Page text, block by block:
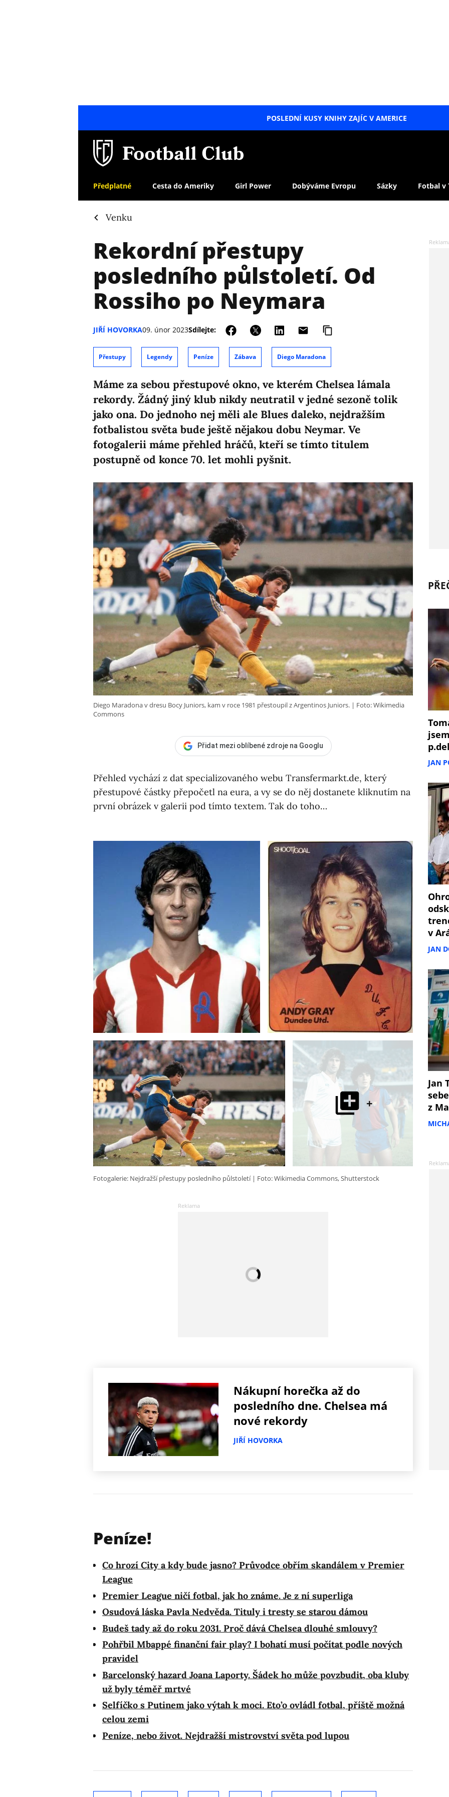
POSLEDNÍ KUSY KNIHY ZAJÍC V AMERICE
Předplatné Cesta do Ameriky Girl Power Dobýváme Evropu Sázky Fotbal v
Venku
Rekordní přestupy
posledního půlstoletí. Od
Rossiho po Neymara
JIŘÍ HOVORKA09. únor 2023Sdílejte:
Přestupy Legendy Peníze Zábava Diego Maradona
Máme za sebou přestupové okno, ve kterém Chelsea lámala
rekordy. Žádný jiný klub nikdy neutratil v jedné sezoně tolik
jako ona. Do jednoho nej měli ale Blues daleko, nejdražším
fotbalistou světa bude ještě nějakou dobu Neymar. Ve
fotogalerii máme přehled hráčů, kteří se tímto titulem
postupně od konce 70. let mohli pyšnit.
Diego Maradona v dresu Bocy Juniors, kam v roce 1981 přestoupil z Argentinos Juniors.
Foto: Wikimedia
Commons
Přidat mezi oblíbené zdroje na Googlu
Přehled vychází z dat specializovaného webu Transfermarkt.de, který
přestupové částky přepočetl na eura, a vy se do něj dostanete kliknutím na
první obrázek v galerii pod tímto textem. Tak do toho…
+
Fotogalerie: Nejdražší přestupy posledního půlstoletí Foto: Wikimedia Commons, Shutterstock
Nákupní horečka až do
posledního dne. Chelsea má
nové rekordy
JIŘÍ HOVORKA
Peníze!
Co hrozí City a kdy bude jasno? Průvodce obřím skandálem v Premier
League
Premier League ničí fotbal, jak ho známe. Je z ní superliga
Osudová láska Pavla Nedvěda. Tituly i tresty se starou dámou
Budeš tady až do roku 2031. Proč dává Chelsea dlouhé smlouvy?
Pohřbil Mbappé finanční fair play? I bohatí musí počítat podle nových
pravidel
Barcelonský hazard Joana Laporty. Šádek ho může povzbudit, oba kluby
už byly téměř mrtvé
Selfíčko s Putinem jako výtah k moci. Eto’o ovládl fotbal, příště možná
celou zemi
Peníze, nebo život. Nejdražší mistrovství světa pod lupou
p.del
JAN
v
JAN
Jan
z